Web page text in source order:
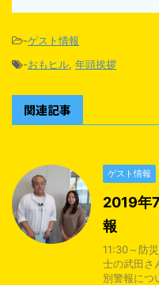
-ゲスト情報
-おもヒル, 年頭挨拶
関連記事
ゲスト情報
2019年
報
11:30～防
士の武田さ
別警報につ